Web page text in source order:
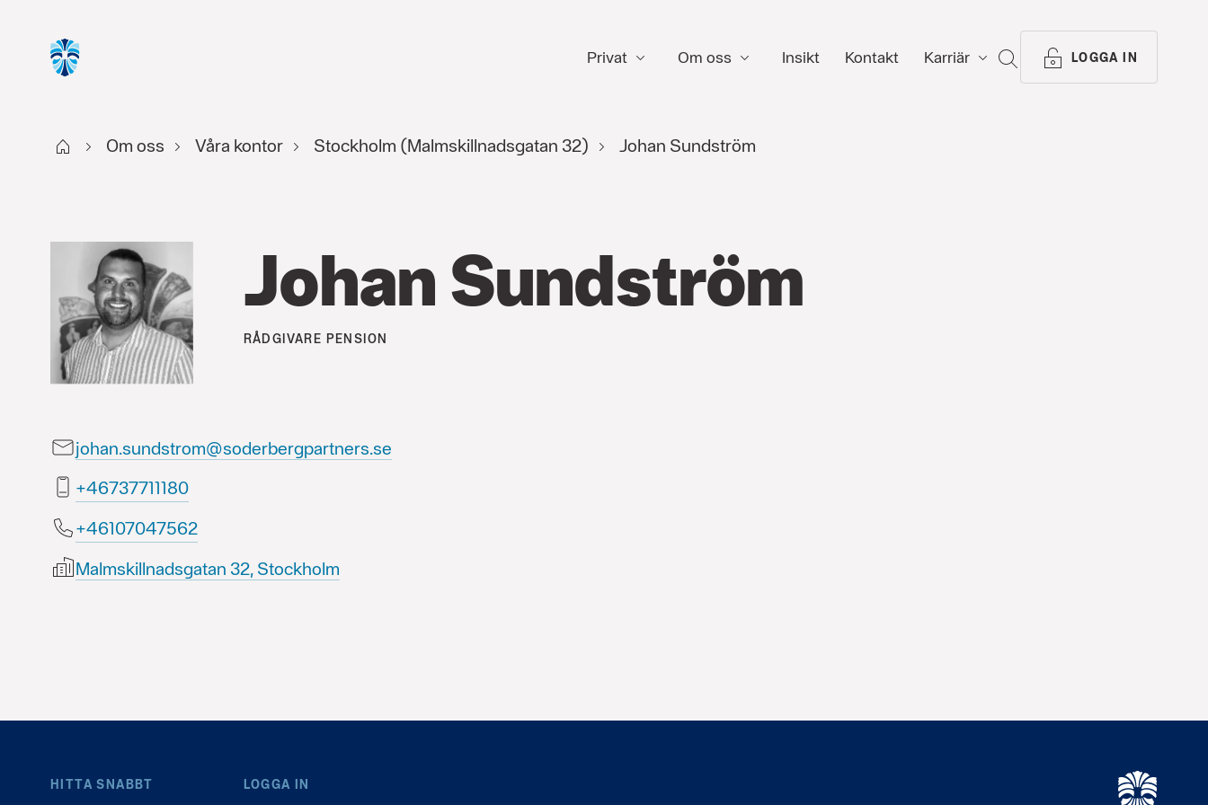
Privat Om oss Insikt Kontakt Karriär SÖK LOGGA IN
Start Om oss Våra kontor Stockholm (Malmskillnadsgatan 32) Johan Sundström
Johan Sundström
RÅDGIVARE PENSION
johan.sundstrom@soderbergpartners.se
08111773764+
26574070164+
Malmskillnadsgatan 32, Stockholm
HITTA SNABBT LOGGA IN